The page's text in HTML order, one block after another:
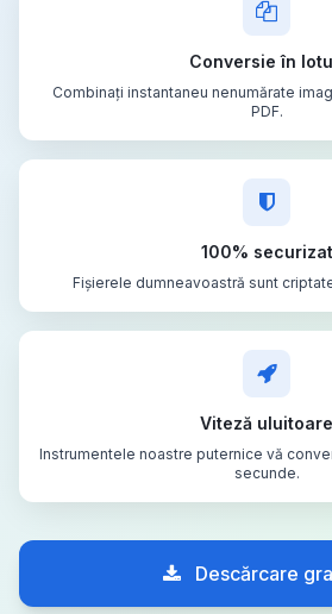
Conversie în
Combinați instantaneu nenumărate
PDF.
100% securizat
Fișierele dumneavoastră sunt
Viteză uluitoare
Instrumentele noastre puternice vă
secunde.
Descărcare